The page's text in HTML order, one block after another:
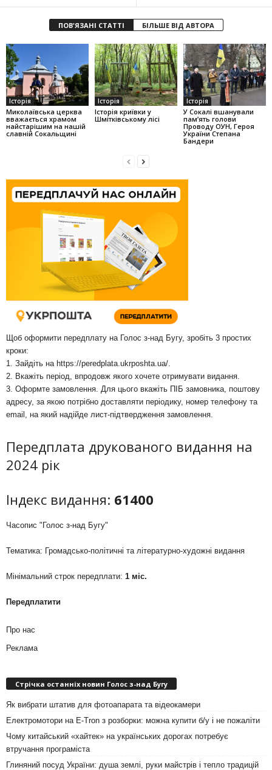
ПОВ'ЯЗАНІ СТАТТІ БІЛЬШЕ ВІД АВТОРА
Історія
Миколаївська церква
вважається храмом
найстарішим на нашій
славній Сокальщині
Історія
Історія криївки у
Шмітківському лісі
Історія
У Сокалі вшанували
пам’ять голови
Проводу ОУН, Героя
України Степана
Бандери
Щоб оформити передплату на Голос з-над Бугу, зробіть 3 простих
кроки:
1. Зайдіть на https://peredplata.ukrposhta.ua/.
2. Вкажіть період, впродовж якого хочете отримувати видання.
3. Оформте замовлення. Для цього вкажіть ПІБ замовника, поштову
адресу, за якою потрібно доставляти періодику, номер телефону та
email, на який надійде лист-підтвердження замовлення.
Передплата друкованого видання на
2024 рік
Індекс видання: 61400
Часопис "Голос з-над Бугу"
Тематика: Громадсько-політичні та літературно-художні видання
Мінімальний строк передплати: 1 міс.
Передплатити
Про нас
Реклама
Стрічка останніх новин Голос з-над Бугу
Як вибрати штатив для фотоапарата та відеокамери
Електромотори на E-Tron з розборки: можна купити б/у і не пожаліти
Чому китайський «хайтек» на українських дорогах потребує
втручання програміста
Глиняний посуд України: душа землі, руки майстрів і тепло традицій